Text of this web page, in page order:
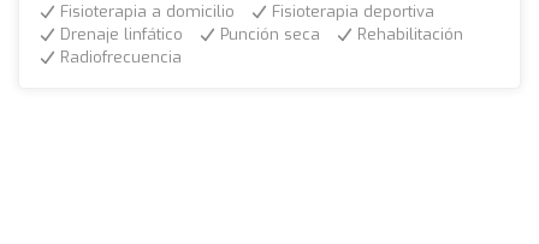
Fisioterapia a domicilio
Fisioterapia deportiva
Drenaje linfático
Punción seca
Rehabilitación
Radiofrecuencia